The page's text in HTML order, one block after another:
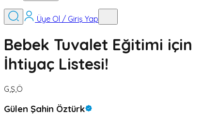
Üye Ol / Giriş Yap
Bebek Tuvalet Eğitimi için
İhtiyaç Listesi!
G,Ş,Ö
Gülen Şahin Öztürk